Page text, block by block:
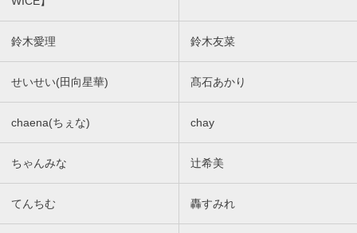
鈴木愛理 鈴木友菜
せいせい(田向星華) 髙石あかり
chaena(ちぇな) chay
ちゃんみな 辻希美
てんちむ 轟すみれ